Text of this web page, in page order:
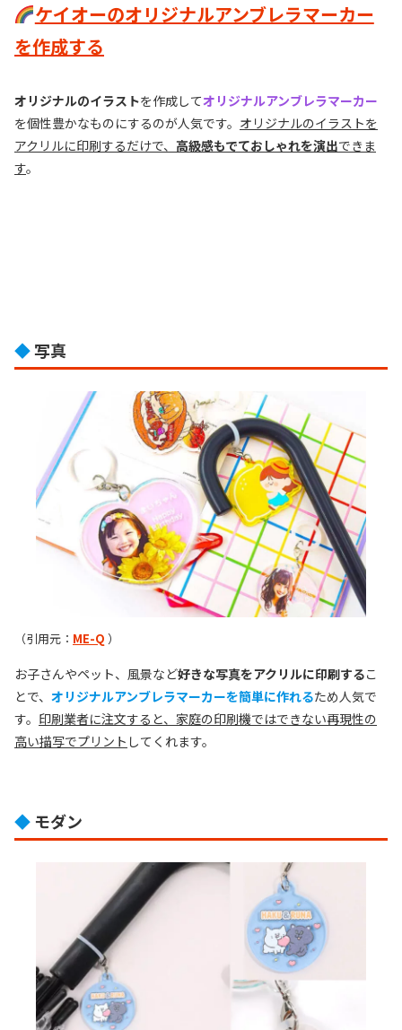
ケイオーのオリジナルアンブレラマーカー
を作成する
オリジナルのイラストを作成してオリジナルアンブレラマーカー
を個性豊かなものにするのが人気です。 オリジナルのイラストを
アクリルに印刷するだけで、 高級感もでておしゃれを演出できま
す。
◆写真
（引用元： ME-Q ）
お子さんやペット、風景など好きな写真をアクリルに印刷するこ
とで、 オリジナルアンブレラマーカーを簡単に作れるため人気で
す。 印刷業者に注文すると、家庭の印刷機ではできない再現性の
高い描写でプリント してくれます。
◆ モダン